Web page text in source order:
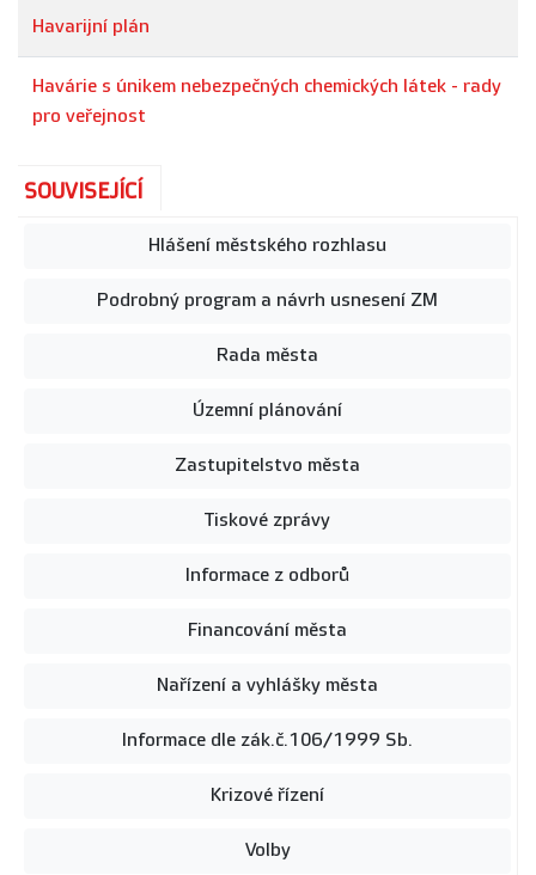
Havarijní plán
Havárie s únikem nebezpečných chemických látek - rady
pro veřejnost
SOUVISEJÍCÍ
Hlášení městského rozhlasu
Podrobný program a návrh usnesení ZM
Rada města
Územní plánování
Zastupitelstvo města
Tiskové zprávy
Informace z odborů
Financování města
Nařízení a vyhlášky města
Informace dle zák.č.106/1999 Sb.
Krizové řízení
Volby